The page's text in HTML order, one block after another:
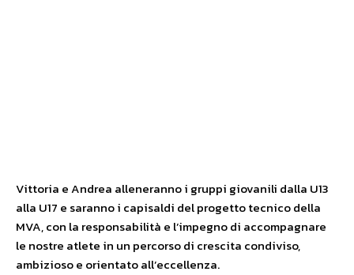
Vittoria e Andrea alleneranno i gruppi giovanili dalla U13
alla U17 e saranno i capisaldi del progetto tecnico della
MVA, con la responsabilità e l’impegno di accompagnare
le nostre atlete in un percorso di crescita condiviso,
ambizioso e orientato all’eccellenza.